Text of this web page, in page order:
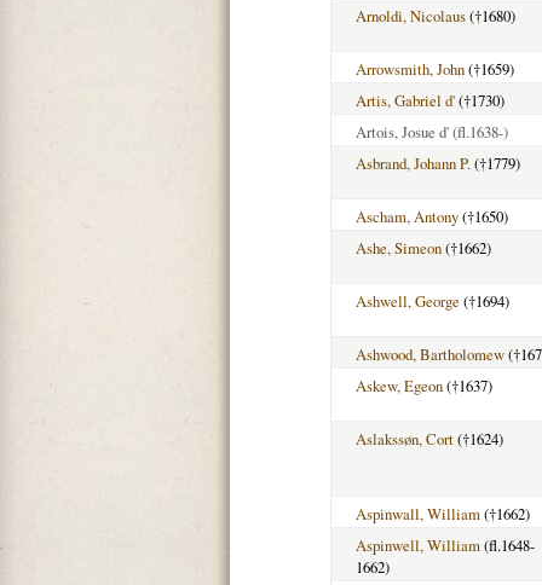
Arnoldi, Nicolaus(†1680)
Arrowsmith, John(†1659)
Artis, Gabriel d'(†1730)
Artois, Josue d'(fl.1638-)
Asbrand, Johann P.(†1779)
Ascham, Antony(†1650)
Ashe, Simeon(†1662)
Ashwell, George (†1694)
Ashwood, Bartholomew
Askew, Egeon(†1637)
Aslakssøn, Cort(†1624)
Aspinwall, William(†1662)
Aspinwell, William(fl.1648-
1662)